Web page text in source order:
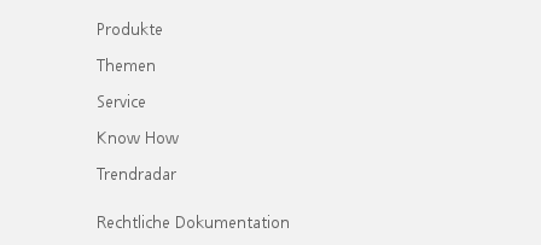
Produkte
Themen
Service
Know How
Trendradar
Rechtliche Dokumentation